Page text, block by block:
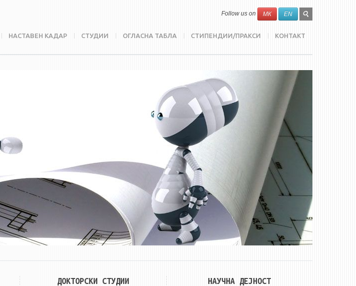
SEARCH
FORM
Search
Follow us on МК EN
НАСТАВЕН КАДАР СТУДИИ ОГЛАСНА ТАБЛА СТИПЕНДИИ/ПРАКСИ КОНТАКТ
ДОКТОРСКИ СТУДИИ НАУЧНА ДЕЈНОСТ